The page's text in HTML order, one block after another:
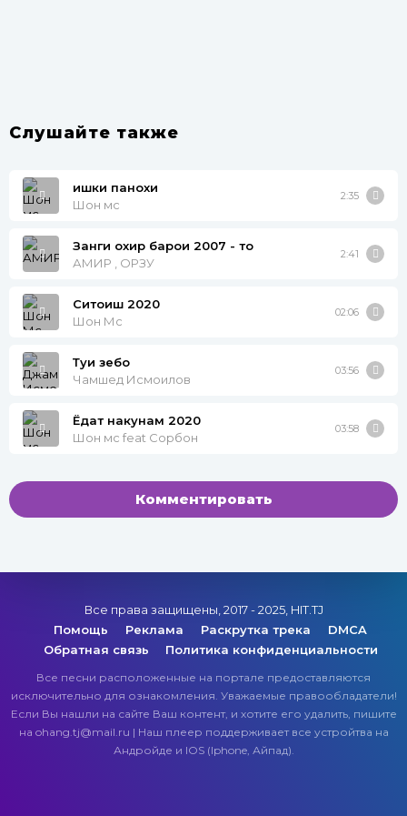
Слушайте также
ишки панохи
Шон мс
2:35
Занги охир барои 2007 - то
АМИР , ОРЗУ
2:41
Ситоиш 2020
Шон Мс
02:06
Туи зебо
Чамшед Исмоилов
03:56
Ёдат накунам 2020
Шон мс feat Сорбон
03:58
Комментировать
Все права защищены, 2017 - 2025, HIT.TJ
Помощь
Реклама Раскрутка трека
DMCA
Обратная связь
Политика конфиденциальности
Все песни расположенные на портале предоставляются
исключительно для ознакомления. Уважаемые правообладатели!
Если Вы нашли на сайте Ваш контент, и хотите его удалить, пишите
на ohang.tj@mail.ru | Наш плеер поддерживает все устройтва на
Андройде и IOS (Iphone, Айпад).